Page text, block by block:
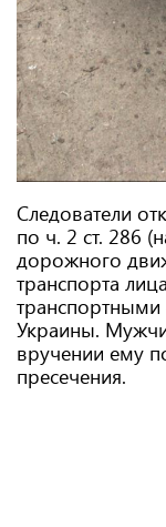
Следователи
по ч. 2 ст. 286
дорожного
транспорта
транспортными
Украины.
вручении ему
пресечения.